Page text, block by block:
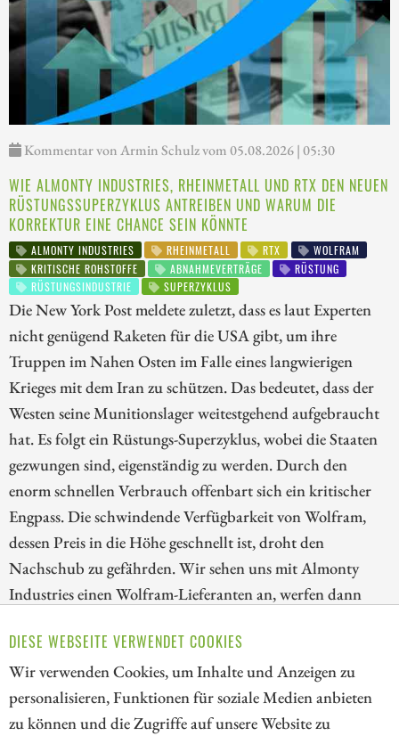
DIESE WEBSEITE VERWENDET COOKIES
Wir verwenden Cookies, um Inhalte und Anzeigen zu
personalisieren, Funktionen für soziale Medien anbieten
zu können und die Zugriffe auf unsere Website zu
Kommentar von Armin Schulz vom 05.08.2026 | 05:30
WIE ALMONTY INDUSTRIES, RHEINMETALL UND RTX DEN NEUEN
RÜSTUNGSSUPERZYKLUS ANTREIBEN UND WARUM DIE
KORREKTUR EINE CHANCE SEIN KÖNNTE
ALMONTY INDUSTRIES RHEINMETALL RTX
WOLFRAM
KRITISCHE ROHSTOFFE
ABNAHMEVERTRÄGE
RÜSTUNG
RÜSTUNGSINDUSTRIE
SUPERZYKLUS
Die New York Post meldete zuletzt, dass es laut Experten
nicht genügend Raketen für die USA gibt, um ihre
Truppen im Nahen Osten im Falle eines langwierigen
Krieges mit dem Iran zu schützen. Das bedeutet, dass der
Westen seine Munitionslager weitestgehend aufgebraucht
hat. Es folgt ein Rüstungs-Superzyklus, wobei die Staaten
gezwungen sind, eigenständig zu werden. Durch den
enorm schnellen Verbrauch offenbart sich ein kritischer
Engpass. Die schwindende Verfügbarkeit von Wolfram,
dessen Preis in die Höhe geschnellt ist, droht den
Nachschub zu gefährden. Wir sehen uns mit Almonty
Industries einen Wolfram-Lieferanten an, werfen dann
Rüstungsgiganten, und schließen mit RTX, dem
technologischen Leitwolf der US-Raketenindustrie.
ZUM KOMMENTAR